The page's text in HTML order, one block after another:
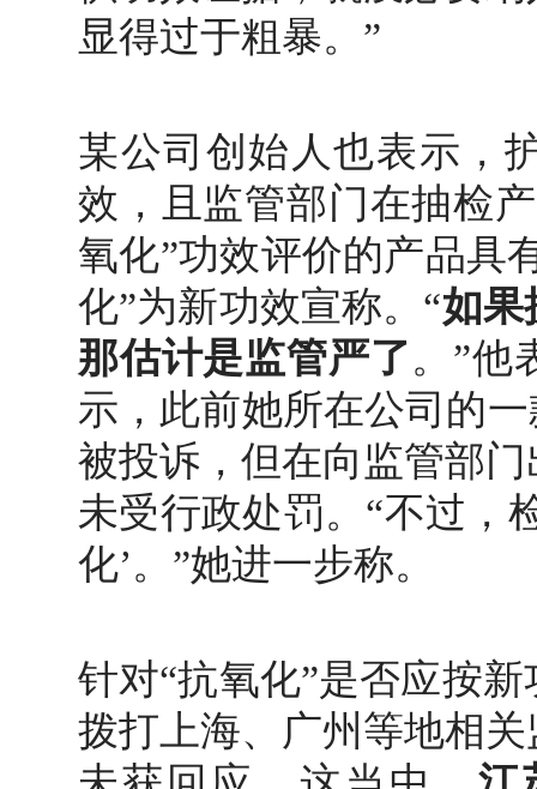
显得过于粗暴。”
某公司创始人也表示，
效，且监管部门在抽检
氧化”功效评价的产品具
化”为新功效宣称。“如果
那估计是监管严了。”他
示，此前她所在公司的
被投诉，但在向监管部
未受行政处罚。“不过，
化’。”她进一步称。
针对“抗氧化”是否应按
拨打上海、广州等地相